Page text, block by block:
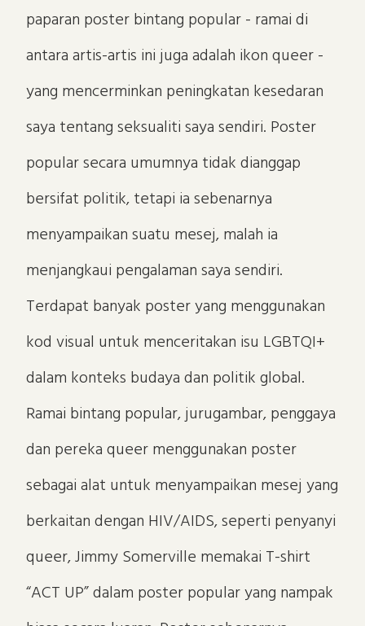
paparan poster bintang popular - ramai di
antara artis-artis ini juga adalah ikon queer -
yang mencerminkan peningkatan kesedaran
saya tentang seksualiti saya sendiri. Poster
popular secara umumnya tidak dianggap
bersifat politik, tetapi ia sebenarnya
menyampaikan suatu mesej, malah ia
menjangkaui pengalaman saya sendiri.
Terdapat banyak poster yang menggunakan
kod visual untuk menceritakan isu LGBTQI+
dalam konteks budaya dan politik global.
Ramai bintang popular, jurugambar, penggaya
dan pereka queer menggunakan poster
sebagai alat untuk menyampaikan mesej yang
berkaitan dengan HIV/AIDS, seperti penyanyi
queer, Jimmy Somerville memakai T-shirt
“ACT UP” dalam poster popular yang nampak